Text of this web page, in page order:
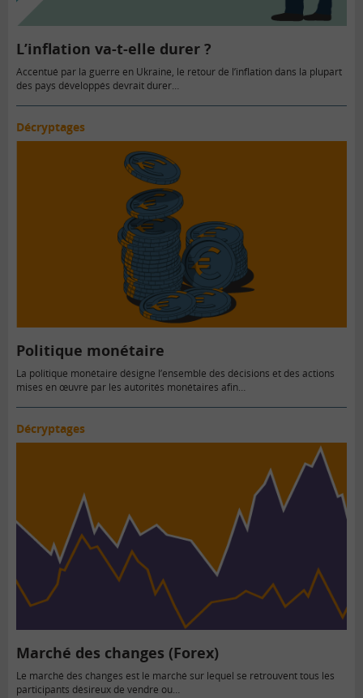
L’inflation va-t-elle durer ?
Accentué par la guerre en Ukraine, le retour de l’inflation dans la plupart
des pays développés devrait durer…
Décryptages
Politique monétaire
La politique monétaire désigne l’ensemble des décisions et des actions
mises en œuvre par les autorités monétaires afin…
Décryptages
Marché des changes (Forex)
Le marché des changes est le marché sur lequel se retrouvent tous les
participants désireux de vendre ou…